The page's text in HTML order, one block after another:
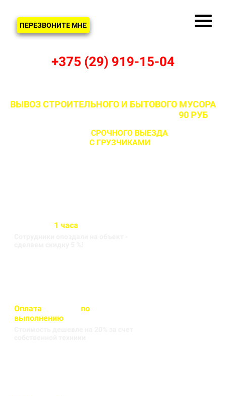
ПЕРЕЗВОНИТЕ МНЕ
+375 (29) 919-15-04
ВЫВОЗ СТРОИТЕЛЬНОГО И БЫТОВОГО МУСОРА
90 РУБ
СРОЧНОГО ВЫЕЗДА
С ГРУЗЧИКАМИИ БЕЗ
1 часа
Оплата
по
выполнению